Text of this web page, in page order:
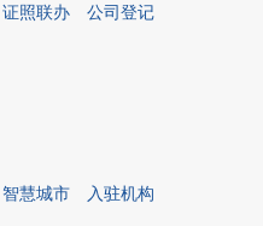
证照联办
公司登记
智慧城市 入驻机构